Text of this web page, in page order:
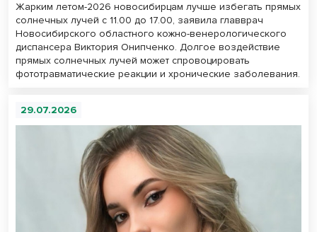
Жарким летом-2026 новосибирцам лучше избегать прямых
солнечных лучей с 11.00 до 17.00, заявила главврач
Новосибирского областного кожно-венерологического
диспансера Виктория Онипченко. Долгое воздействие
прямых солнечных лучей может спровоцировать
фототравматические реакции и хронические заболевания.
29.07.2026